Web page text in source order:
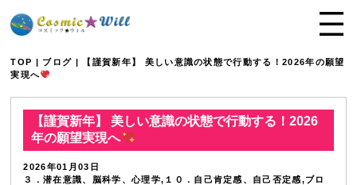
TOP | ブログ | 【謹賀新年】 美しい意識の状態で行動する！2026年の願望
実現へ
【謹賀新年】 美しい意識の状態で行動する！2026
年の願望実現へ
2026年01月03日
３．潜在意識、脳科学、心理学,１０．自己肯定感、自己否定感,ブロ